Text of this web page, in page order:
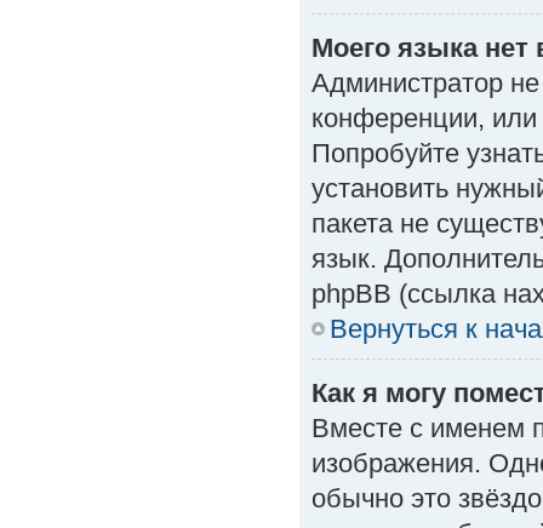
Моего языка нет
Администратор
конференции,
Попробуйте
установить
пакета не
язык.
phpBB (ссылка
Вернуться к
Как я могу
Вместе с именем
изображения.
обычно это